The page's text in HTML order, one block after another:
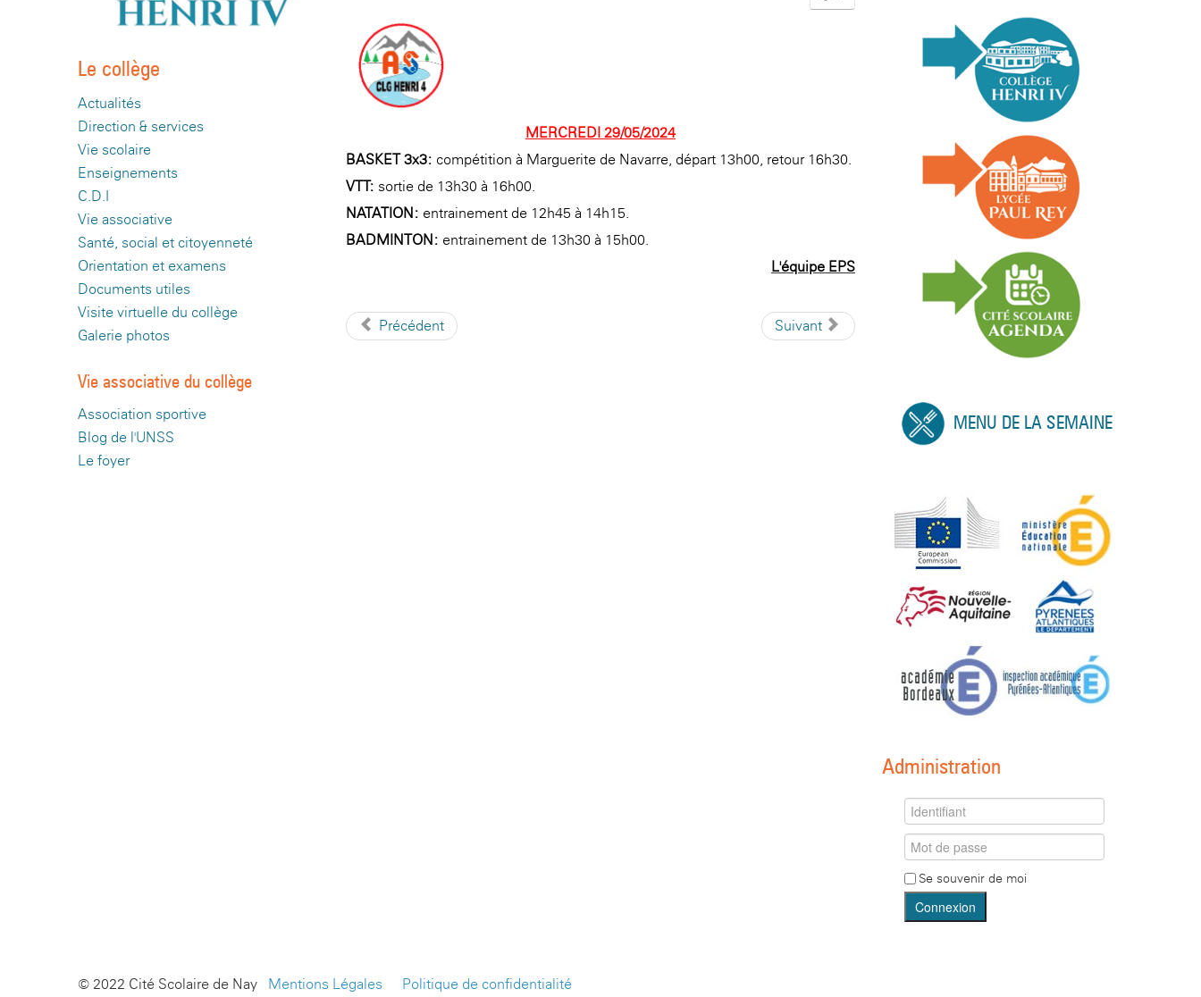
Le collège
Actualités
Direction & services
Vie scolaire
Enseignements
C.D.I
Vie associative
Santé, social et citoyenneté
Orientation et examens
Documents utiles
Visite virtuelle du collège
Galerie photos
Vie associative du collège
Association sportive
Blog de l'UNSS
Le foyer
MERCREDI 29/05/2024
BASKET 3x3: compétition à Marguerite de Navarre, départ 13h00, retour 16h30.
VTT: sortie de 13h30 à 16h00.
NATATION: entrainement de 12h45 à 14h15.
BADMINTON: entrainement de 13h30 à 15h00.
L'équipe EPS
Précédent Suivant
MENU DE LA SEMAINE
Administration
Se souvenir de moi
Connexion
© 2022 Cité Scolaire de Nay - Mentions Légales Politique de confidentialité